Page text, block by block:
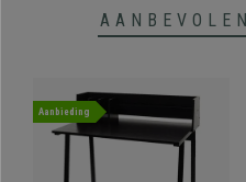
AANBEVOLEN
Aanbieding